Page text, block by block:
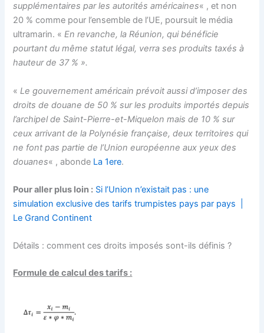
supplémentaires par les autorités américaines« , et non
20 % comme pour l’ensemble de l’UE, poursuit le média
ultramarin. «En revanche, la Réunion, qui bénéficie
pourtant du même statut légal, verra ses produits taxés à
hauteur de 37 % ».
«Le gouvernement américain prévoit aussi d’imposer des
droits de douane de 50 % sur les produits importés depuis
l’archipel de Saint-Pierre-et-Miquelon mais de 10 % sur
ceux arrivant de la Polynésie française, deux territoires qui
ne font pas partie de l’Union européenne aux yeux des
douanes« , abonde La 1ere.
Pour aller plus loin : Si l’Union n’existait pas : une
simulation exclusive des tarifs trumpistes pays par pays |
Le Grand Continent
Détails : comment ces droits imposés sont-ils définis ?
Formule de calcul des tarifs :